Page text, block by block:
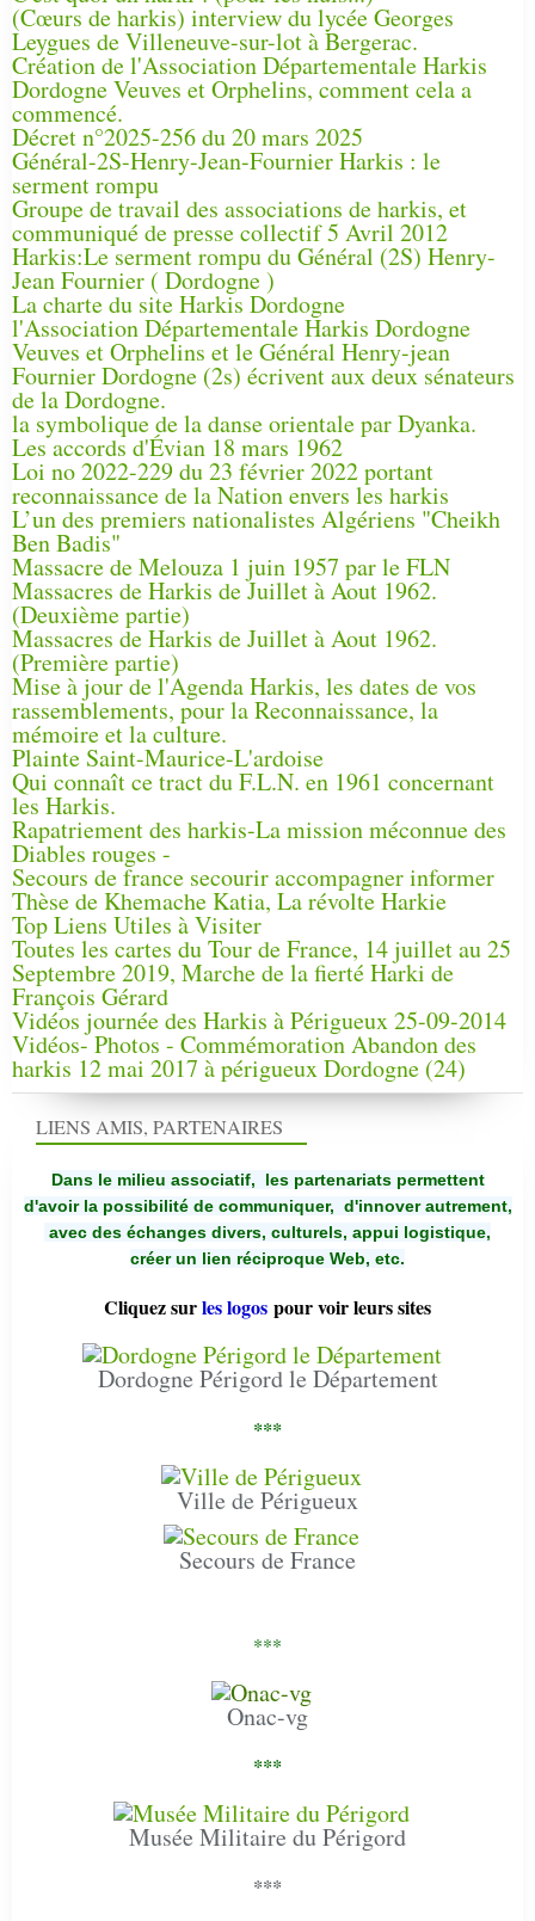
(Cœurs de harkis) interview du lycée Georges
Leygues de Villeneuve-sur-lot à Bergerac.
Création de l'Association Départementale Harkis
Dordogne Veuves et Orphelins, comment cela a
commencé.
Décret n°2025-256 du 20 mars 2025
Général-2S-Henry-Jean-Fournier Harkis : le
serment rompu
Groupe de travail des associations de harkis, et
communiqué de presse collectif 5 Avril 2012
Harkis:Le serment rompu du Général (2S) Henry-
Jean Fournier ( Dordogne )
La charte du site Harkis Dordogne
l'Association Départementale Harkis Dordogne
Veuves et Orphelins et le Général Henry-jean
Fournier Dordogne (2s) écrivent aux deux sénateurs
de la Dordogne.
la symbolique de la danse orientale par Dyanka.
Les accords d'Évian 18 mars 1962
Loi no 2022-229 du 23 février 2022 portant
reconnaissance de la Nation envers les harkis
L’un des premiers nationalistes Algériens "Cheikh
Ben Badis"
Massacre de Melouza 1 juin 1957 par le FLN
Massacres de Harkis de Juillet à Aout 1962.
(Deuxième partie)
Massacres de Harkis de Juillet à Aout 1962.
(Première partie)
Mise à jour de l'Agenda Harkis, les dates de vos
rassemblements, pour la Reconnaissance, la
mémoire et la culture.
Plainte Saint-Maurice-L'ardoise
Qui connaît ce tract du F.L.N. en 1961 concernant
les Harkis.
Rapatriement des harkis-La mission méconnue des
Diables rouges -
Secours de france secourir accompagner informer
Thèse de Khemache Katia, La révolte Harkie
Top Liens Utiles à Visiter
Toutes les cartes du Tour de France, 14 juillet au 25
Septembre 2019, Marche de la fierté Harki de
François Gérard
Vidéos journée des Harkis à Périgueux 25-09-2014
Vidéos- Photos - Commémoration Abandon des
harkis 12 mai 2017 à périgueux Dordogne (24)
LIENS AMIS, PARTENAIRES
Dans le milieu associatif, les partenariats permettent
d'avoir la possibilité de communiquer, d'innover autrement,
avec des échanges divers, culturels, appui logistique,
créer un lien réciproque Web, etc.
Cliquez surles logos pour voir leurs sites
Dordogne Périgord le Département
***
Ville de Périgueux
Secours de France
***
Onac-vg
***
Musée Militaire du Périgord
***